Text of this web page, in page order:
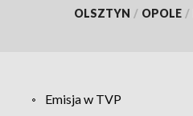
OLSZTYN / OPOLE /
Emisja w TVP